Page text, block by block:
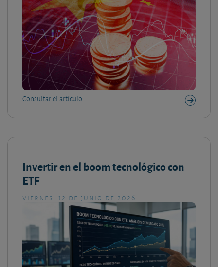
Consultar el artículo
Invertir en el boom tecnológico con
ETF
viernes, 12 de junio de 2026